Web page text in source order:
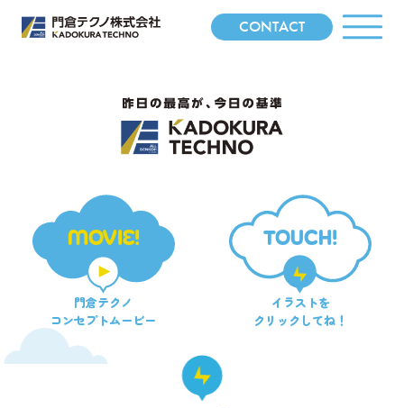
CONTACT
MOVIE!
門倉テクノ
コンセプトムービー
TOUCH!
イラストを
クリックしてね！